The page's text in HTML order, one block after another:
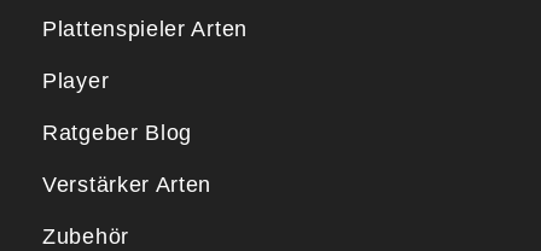
Plattenspieler Arten
Player
Ratgeber Blog
Verstärker Arten
Zubehör